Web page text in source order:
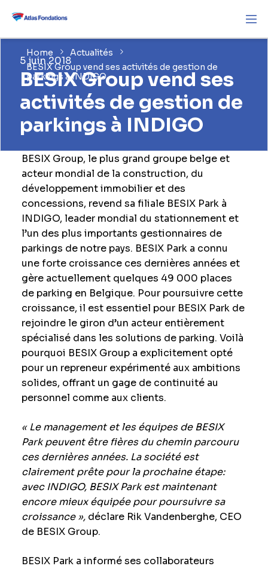
Home
Actualités
BESIX Group vend ses activités de gestion de
parkings à INDIGO
5 juin 2018
BESIX Group vend ses
activités de gestion de
parkings à INDIGO
BESIX Group, le plus grand groupe belge et
acteur mondial de la construction, du
développement immobilier et des
concessions, revend sa filiale BESIX Park à
INDIGO, leader mondial du stationnement et
l’un des plus importants gestionnaires de
parkings de notre pays. BESIX Park a connu
une forte croissance ces dernières années et
gère actuellement quelques 49 000 places
de parking en Belgique. Pour poursuivre cette
croissance, il est essentiel pour BESIX Park de
rejoindre le giron d’un acteur entièrement
spécialisé dans les solutions de parking. Voilà
pourquoi BESIX Group a explicitement opté
pour un repreneur expérimenté aux ambitions
solides, offrant un gage de continuité au
personnel comme aux clients.
« Le management et les équipes de BESIX
Park peuvent être fières du chemin parcouru
ces dernières années. La société est
clairement prête pour la prochaine étape:
avec INDIGO, BESIX Park est maintenant
encore mieux équipée pour poursuivre sa
croissance », déclare Rik Vandenberghe, CEO
de BESIX Group.
BESIX Park a informé ses collaborateurs